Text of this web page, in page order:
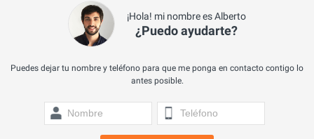
¡Hola! mi nombre es Alberto
¿Puedo ayudarte?
Puedes dejar tu nombre y teléfono para que me ponga en contacto contigo lo
antes posible.